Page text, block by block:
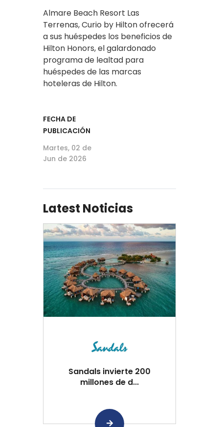
Almare Beach Resort Las
Terrenas, Curio by Hilton ofrecerá
a sus huéspedes los beneficios de
Hilton Honors, el galardonado
programa de lealtad para
huéspedes de las marcas
hoteleras de Hilton.
FECHA DE
PUBLICACIÓN
Martes, 02 de
Jun de 2026
Latest Noticias
Sandals invierte 200
millones de d...